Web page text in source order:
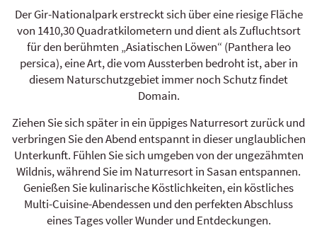
Der Gir-Nationalpark erstreckt sich über eine riesige Fläche
von 1410,30 Quadratkilometern und dient als Zufluchtsort
für den berühmten „Asiatischen Löwen“ (Panthera leo
persica), eine Art, die vom Aussterben bedroht ist, aber in
diesem Naturschutzgebiet immer noch Schutz findet
Domain.
Ziehen Sie sich später in ein üppiges Naturresort zurück und
verbringen Sie den Abend entspannt in dieser unglaublichen
Unterkunft. Fühlen Sie sich umgeben von der ungezähmten
Wildnis, während Sie im Naturresort in Sasan entspannen.
Genießen Sie kulinarische Köstlichkeiten, ein köstliches
Multi-Cuisine-Abendessen und den perfekten Abschluss
eines Tages voller Wunder und Entdeckungen.